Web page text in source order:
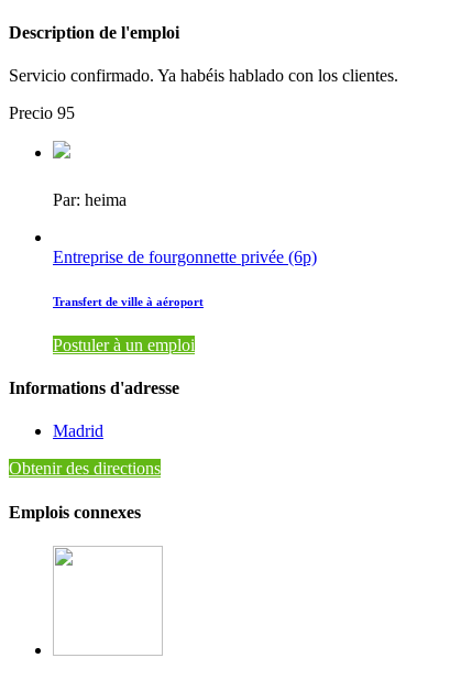
Description de l'emploi
Servicio confirmado. Ya habéis hablado con los clientes.
Precio 95
Par: heima
Entreprise de fourgonnette privée (6p)
Transfert de ville à aéroport
Postuler à un emploi
Informations d'adresse
Madrid
Obtenir des directions
Emplois connexes